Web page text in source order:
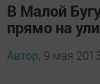
В Малой
прямо на
Автор, 9 мая